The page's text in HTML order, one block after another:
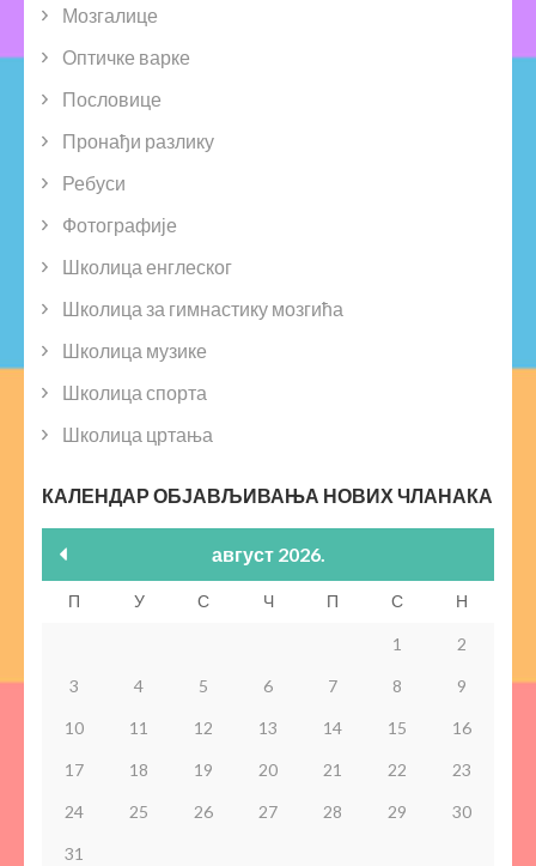
Мозгалице
Оптичке варке
Пословице
Пронађи разлику
Ребуси
Фотографије
Школица енглеског
Школица за гимнастику мозгића
Школица музике
Школица спорта
Школица цртања
КАЛЕНДАР ОБЈАВЉИВАЊА НОВИХ ЧЛАНАКА
август 2026.
П У С Ч П С Н
1 2
3 4 5 6 7 8 9
10 11 12 13 14 15 16
17 18 19 20 21 22 23
24 25 26 27 28 29 30
31